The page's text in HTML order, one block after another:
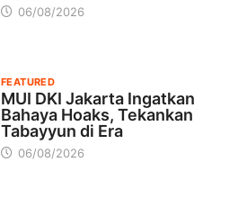
06/08/2026
FEATURED
MUI DKI Jakarta Ingatkan
Bahaya Hoaks, Tekankan
Tabayyun di Era
06/08/2026